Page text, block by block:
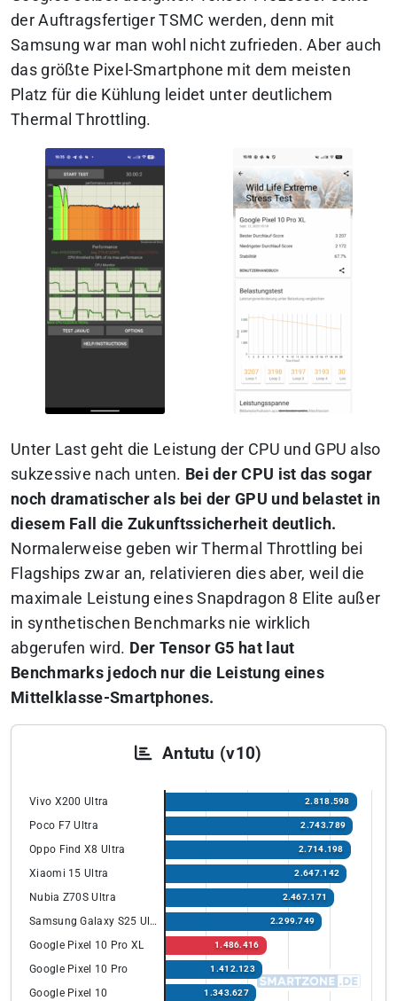
der Auftragsfertiger TSMC werden, denn mit
Samsung war man wohl nicht zufrieden. Aber auch
das größte Pixel-Smartphone mit dem meisten
Platz für die Kühlung leidet unter deutlichem
Thermal Throttling.
Unter Last geht die Leistung der CPU und GPU also
sukzessive nach unten. Bei der CPU ist das sogar
noch dramatischer als bei der GPU und belastet in
diesem Fall die Zukunftssicherheit deutlich.
Normalerweise geben wir Thermal Throttling bei
Flagships zwar an, relativieren dies aber, weil die
maximale Leistung eines Snapdragon 8 Elite außer
in synthetischen Benchmarks nie wirklich
abgerufen wird. Der Tensor G5 hat laut
Benchmarks jedoch nur die Leistung eines
Mittelklasse-Smartphones.
Antutu (v10)
Vivo X200 Ultra 2.818.598
Poco F7 Ultra 2.743.789
Oppo Find X8 Ultra 2.714.198
Xiaomi 15 Ultra 2.647.142
Nubia Z70S Ultra 2.467.171
Samsung Galaxy S25 Ultra 2.299.749
Google Pixel 10 Pro XL 1.486.416
Google Pixel 10 Pro 1.412.123
Google Pixel 10 1.343.627